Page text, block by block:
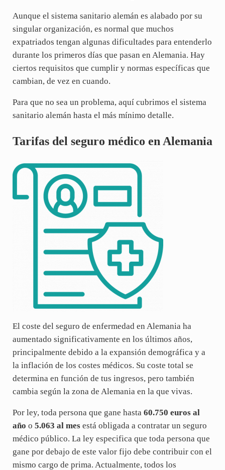
Aunque el sistema sanitario alemán es alabado por su
singular organización, es normal que muchos
expatriados tengan algunas dificultades para entenderlo
durante los primeros días que pasan en Alemania. Hay
ciertos requisitos que cumplir y normas específicas que
cambian, de vez en cuando.
Para que no sea un problema, aquí cubrimos el sistema
sanitario alemán hasta el más mínimo detalle.
Tarifas del seguro médico en Alemania
El coste del seguro de enfermedad en Alemania ha
aumentado significativamente en los últimos años,
principalmente debido a la expansión demográfica y a
la inflación de los costes médicos. Su coste total se
determina en función de tus ingresos, pero también
cambia según la zona de Alemania en la que vivas.
Por ley, toda persona que gane hasta 60.750 euros al
año o 5.063 al mesestá obligada a contratar un seguro
médico público. La ley especifica que toda persona que
gane por debajo de este valor fijo debe contribuir con el
mismo cargo de prima. Actualmente, todos los